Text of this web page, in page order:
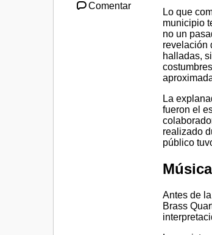
Comentar
Lo que
municipio
no un
revelación
halladas,
La
fueron el
realizado
público
Antes de
Brass